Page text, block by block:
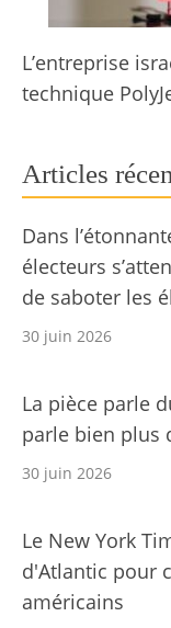
L’entreprise
technique
Articles
Dans
électeurs
de saboter les
30 juin 2026
La pièce parle
parle bien plus
30 juin 2026
Le New York
d'Atlantic pour
américains